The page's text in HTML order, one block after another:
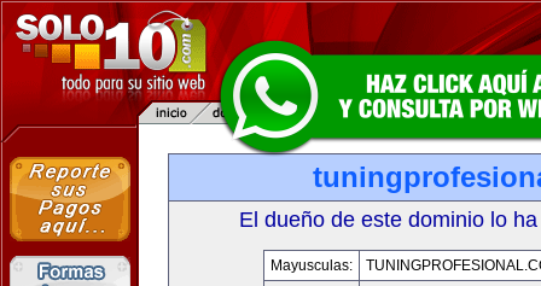
El dueño de este dominio lo
Mayusculas: